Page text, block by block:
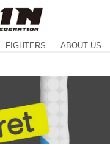
FIGHTERS ABOUT US